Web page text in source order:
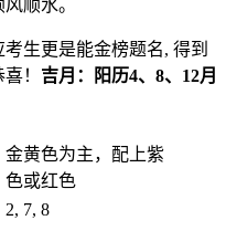
顺水。
生更是能金榜题名, 得到
！ 吉月：阳历4、8、12月
金黄色为主，配上紫
色或红色
2, 7, 8